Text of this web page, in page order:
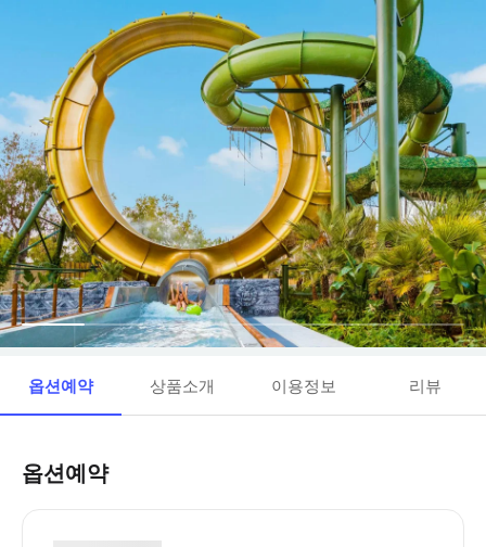
옵션예약 상품소개 이용정보 리뷰
옵션예약